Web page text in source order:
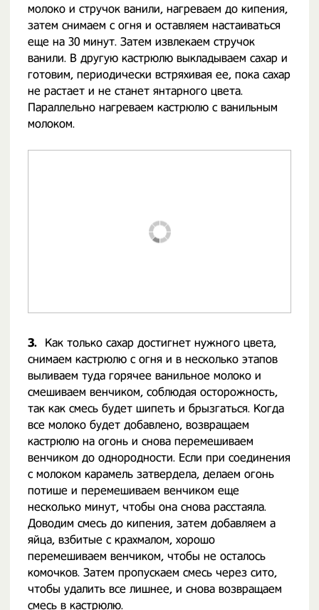
молоко и стручок ванили, нагреваем до кипения,
затем снимаем с огня и оставляем настаиваться
еще на 30 минут. Затем извлекаем стручок
ванили. В другую кастрюлю выкладываем сахар и
готовим, периодически встряхивая ее, пока сахар
не растает и не станет янтарного цвета.
Параллельно нагреваем кастрюлю с ванильным
молоком.
3.
Как только сахар достигнет нужного цвета,
снимаем кастрюлю с огня и в несколько этапов
выливаем туда горячее ванильное молоко и
смешиваем венчиком, соблюдая осторожность,
так как смесь будет шипеть и брызгаться. Когда
все молоко будет добавлено, возвращаем
кастрюлю на огонь и снова перемешиваем
венчиком до однородности. Если при соединения
с молоком карамель затвердела, делаем огонь
потише и перемешиваем венчиком еще
несколько минут, чтобы она снова расстаяла.
Доводим смесь до кипения, затем добавляем а
яйца, взбитые с крахмалом, хорошо
перемешиваем венчиком, чтобы не осталось
комочков. Затем пропускаем смесь через сито,
чтобы удалить все лишнее, и снова возвращаем
смесь в кастрюлю.